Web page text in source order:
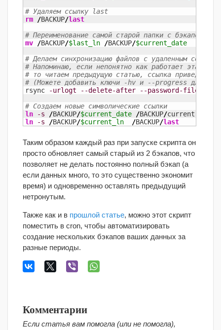
# Удаляем ссылку last
rm
/BACKUP/last
# Переименование самой старой папки с бэкапом,
mv
/BACKUP/$last_ln /BACKUP/$current_date
# Делаем синхронизацию файлов с удаленным
# Напоминаю, если непонятно как работает эта
# то читаем предыдущую статью, ссылка приведена
# (Можете добавить ключи -hv и --progress для
rsync
-urlogt --delete-after --password-file
# Создаем новые символические ссылки
ln
-s /BACKUP/$current_date /BACKUP/
ln
-s /BACKUP/$current_ln /BACKUP/last
Таким образом каждый раз при запуске скрипта он
просто обновляет самый старый из 2 бэкапов, что
позволяет не делать постоянно полный бэкап (а
если данных много, то это существенно экономит
время) и одновременно оставлять предыдущий
нетронутым.
Также как и в прошлой статье, можно этот скрипт
поместить в cron, чтобы автоматизировать
создание нескольких бэкапов ваших данных за
разные периоды.
Комментарии
Если статья вам помогла (или не помогла),